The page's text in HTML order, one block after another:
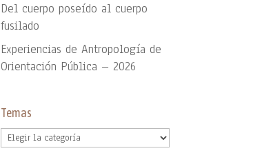
Del cuerpo poseído al cuerpo
fusilado
Experiencias de Antropología de
Orientación Pública – 2026
Temas
Temas